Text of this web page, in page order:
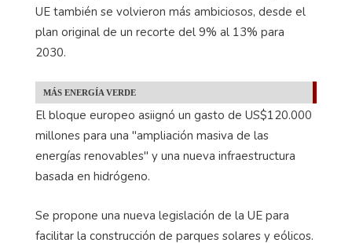
UE también se volvieron más ambiciosos, desde el
plan original de un recorte del 9% al 13% para
2030.
MÁS ENERGÍA VERDE
El bloque europeo asiignó un gasto de US$120.000
millones para una "ampliación masiva de las
energías renovables" y una nueva infraestructura
basada en hidrógeno.
Se propone una nueva legislación de la UE para
facilitar la construcción de parques solares y eólicos.